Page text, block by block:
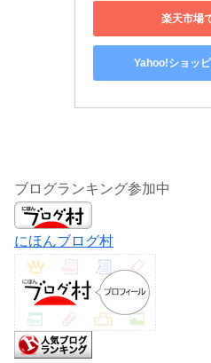
楽天市場
Yahoo!ショッ
ブログランキング参加中
にほんブログ村